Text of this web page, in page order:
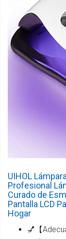
UIHOL
Profesional
Curado de
Pantalla LCD
Hogar
💅【